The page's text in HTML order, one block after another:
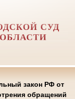
СУД
закон РФ от
обращений